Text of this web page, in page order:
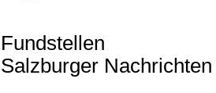
Fundstellen
Salzburger Nachrichten